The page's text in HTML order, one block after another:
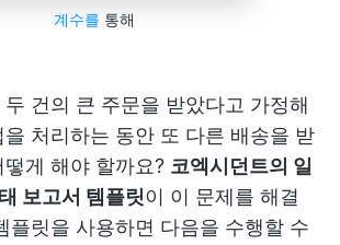
계수를 통해
건의 큰 주문을 받았다고 가정해
처리하는 동안 또 다른 배송을 받
게 해야 할까요? 코엑시던트의 일
보고서 템플릿이 이 문제를 해결
플릿을 사용하면 다음을 수행할 수